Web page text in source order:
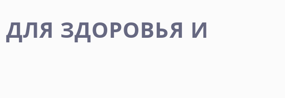
ЗДОРОВЬЯ И